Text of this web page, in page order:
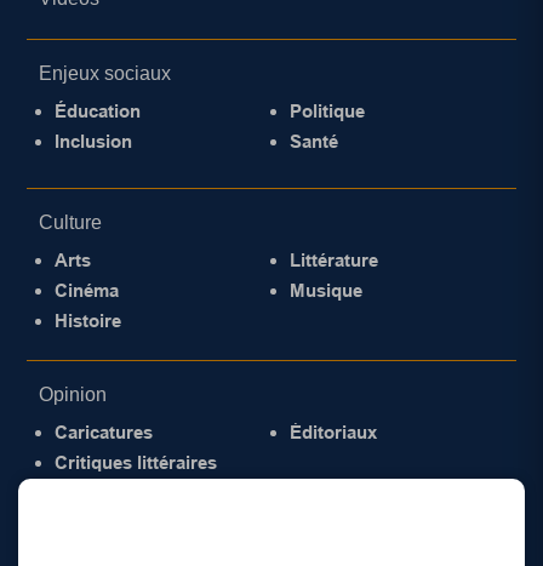
Enjeux sociaux
Éducation
Inclusion
Politique
Santé
Culture
Arts
Cinéma
Histoire
Littérature
Musique
Opinion
Caricatures
Critiques littéraires
Éditoriaux